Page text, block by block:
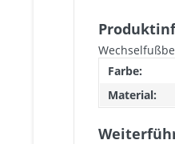
Farbe:
Material: